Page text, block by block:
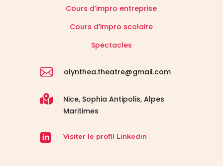
Cours d’impro entreprise
Cours d’impro scolaire
Spectacles
 olynthea.theatre@gmail.com

Nice, Sophia Antipolis, Alpes
Maritimes
 Visiter le profil Linkedin